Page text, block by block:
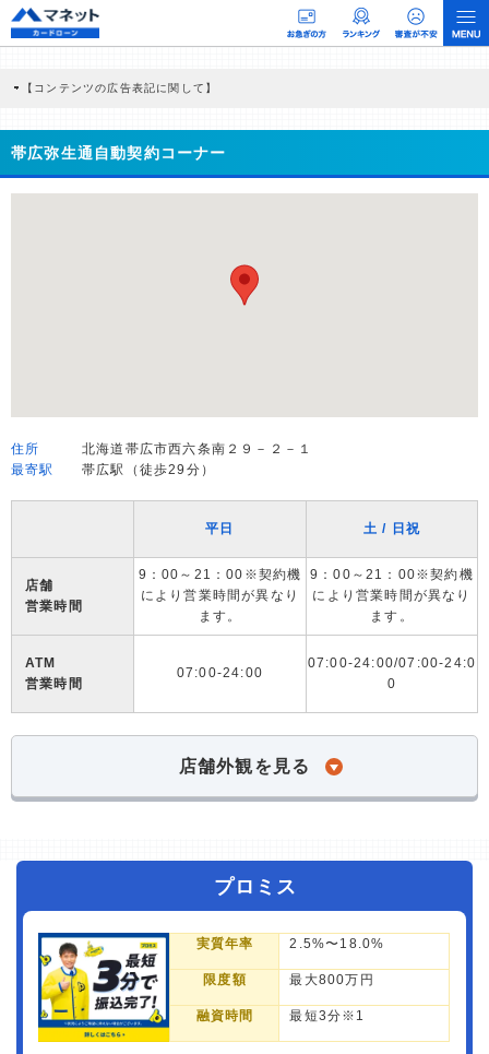
【コンテンツの広告表記に関して】
商品を根拠なくPRするものではなく、当編集部の調査／ユーザーへの口コミ収集な
どに基づき、公平性を担保した情報提供を行っています。
>提携企業一覧
帯広弥生通自動契約コーナー
住所
北海道帯広市西六条南２９－２－１
最寄駅
帯広駅（徒歩29分）
平日 土 / 日祝
店舗
営業時間
9：00～21：00※契約機
により営業時間が異なり
ます。
9：00～21：00※契約機
により営業時間が異なり
ます。
ATM
営業時間
07:00-24:00
07:00-24:00/07:00-24:0
0
店舗外観を見る
プロミス
実質年率 2.5%〜18.0%
限度額 最大800万円
融資時間 最短3分※1